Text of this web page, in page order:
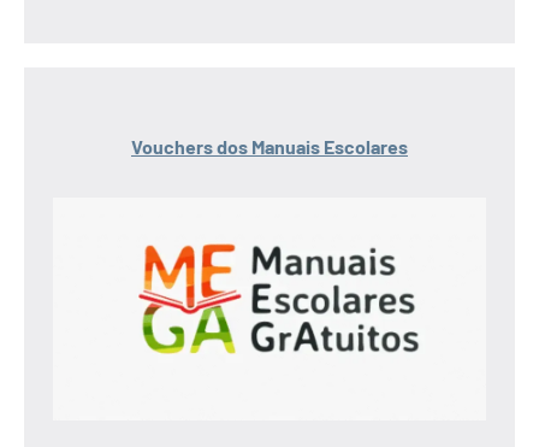
Vouchers dos Manuais Escolares